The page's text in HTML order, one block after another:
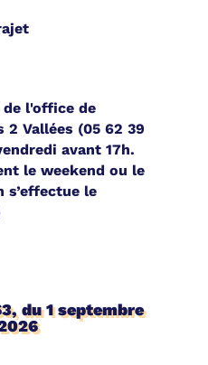
de l'office de
2 Vallées (05 62 39
avant 17h.
le weekend ou le
s’effectue le
du 1 septembre